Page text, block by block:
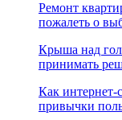
Ремонт
пожалеть о
Крыша над
принимать
Как интернет-
привычки